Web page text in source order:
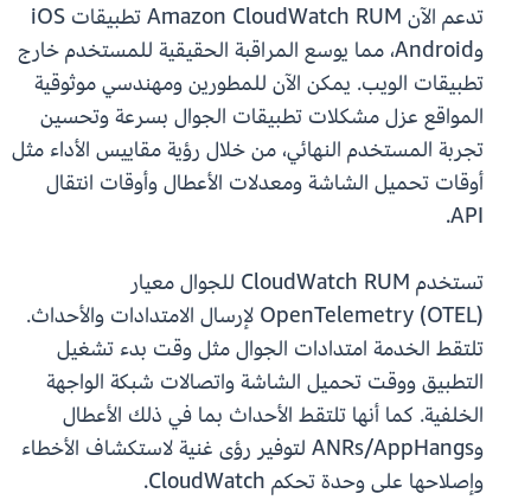
تدعم الآن Amazon CloudWatch RUM تطبيقات iOS
وAndroid، مما يوسع المراقبة الحقيقية للمستخدم خارج
تطبيقات الويب. يمكن الآن للمطورين ومهندسي موثوقية
المواقع عزل مشكلات تطبيقات الجوال بسرعة وتحسين
تجربة المستخدم النهائي، من خلال رؤية مقاييس الأداء مثل
أوقات تحميل الشاشة ومعدلات الأعطال وأوقات انتقال
API.
تستخدم CloudWatch RUM للجوال معيار
OpenTelemetry (OTEL) لإرسال الامتدادات والأحداث.
تلتقط الخدمة امتدادات الجوال مثل وقت بدء تشغيل
التطبيق ووقت تحميل الشاشة واتصالات شبكة الواجهة
الخلفية. كما أنها تلتقط الأحداث بما في ذلك الأعطال
وANRs/AppHangs لتوفير رؤى غنية لاستكشاف الأخطاء
وإصلاحها على وحدة تحكم CloudWatch.